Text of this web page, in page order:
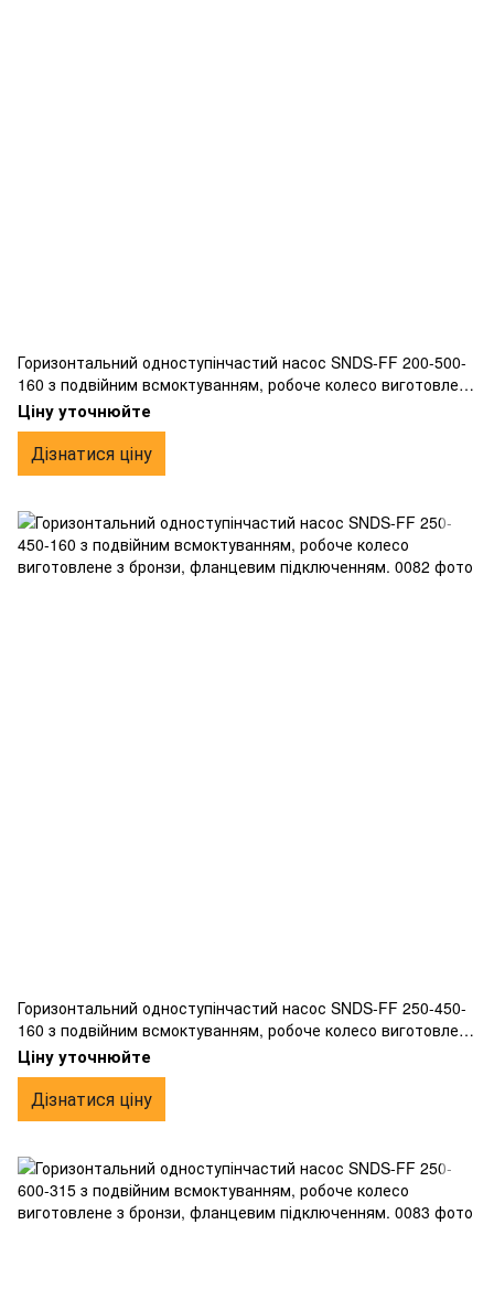
Горизонтальний одноступінчастий насос SNDS-FF 200-500-
160 з подвійним всмоктуванням, робоче колесо виготовлене
з бронзи, фланцевим підключенням.
Ціну уточнюйте
Дізнатися ціну
Горизонтальний одноступінчастий насос SNDS-FF 250-450-
160 з подвійним всмоктуванням, робоче колесо виготовлене
з бронзи, фланцевим підключенням.
Ціну уточнюйте
Дізнатися ціну